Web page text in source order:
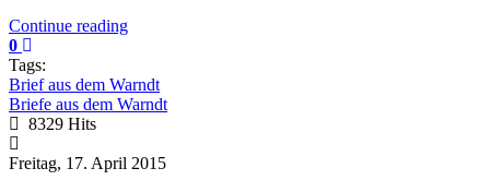
Continue reading
0
Tags:
Brief aus dem Warndt
Briefe aus dem Warndt
8329 Hits
Freitag, 17. April 2015